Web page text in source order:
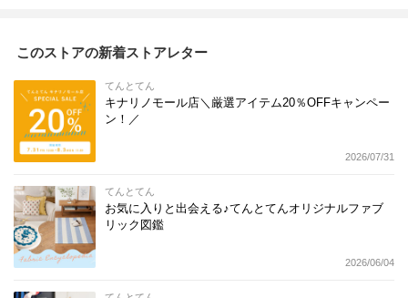
このストアの新着ストアレター
てんとてん
キナリノモール店＼厳選アイテム20％OFFキャンペー
ン！／
2026/07/31
てんとてん
お気に入りと出会える♪てんとてんオリジナルファブ
リック図鑑
2026/06/04